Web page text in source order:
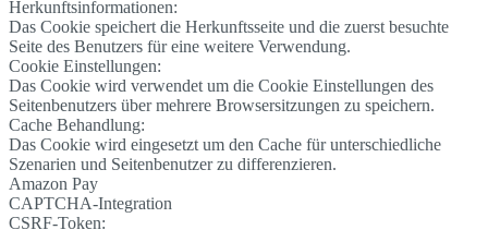
Herkunftsinformationen:
Das Cookie speichert die Herkunftsseite und die zuerst besuchte
Seite des Benutzers für eine weitere Verwendung.
Cookie Einstellungen:
Das Cookie wird verwendet um die Cookie Einstellungen des
Seitenbenutzers über mehrere Browsersitzungen zu speichern.
Cache Behandlung:
Das Cookie wird eingesetzt um den Cache für unterschiedliche
Szenarien und Seitenbenutzer zu differenzieren.
Amazon Pay
CAPTCHA-Integration
CSRF-Token: